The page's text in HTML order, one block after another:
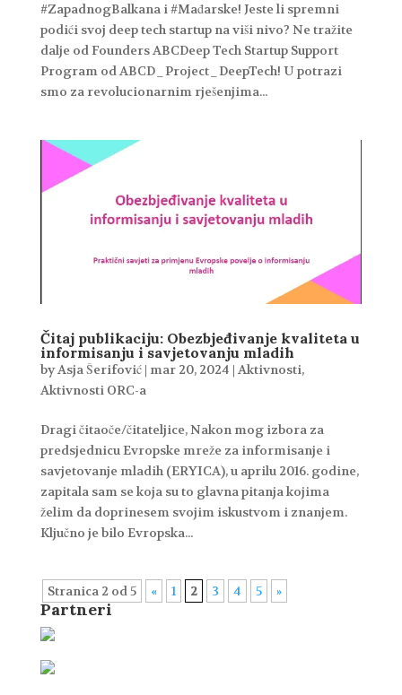
#ZapadnogBalkana i #Mađarske! Jeste li spremni
podići svoj deep tech startup na viši nivo? Ne tražite
dalje od Founders ABCDeep Tech Startup Support
Program od ABCD_Project_DeepTech! U potrazi
smo za revolucionarnim rješenjima...
Čitaj publikaciju: Obezbjeđivanje kvaliteta u
informisanju i savjetovanju mladih
byAsja Šerifović| mar 20, 2024 | Aktivnosti,
Aktivnosti ORC-a
Dragi čitaoče/čitateljice, Nakon mog izbora za
predsjednicu Evropske mreže za informisanje i
savjetovanje mladih (ERYICA), u aprilu 2016. godine,
zapitala sam se koja su to glavna pitanja kojima
želim da doprinesem svojim iskustvom i znanjem.
Ključno je bilo Evropska...
Stranica 2 od 5 « 1 2 3 4 5 »
Partneri